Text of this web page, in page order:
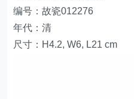
编号：故瓷012276
年代：清
尺寸：H4.2, W6, L21 cm